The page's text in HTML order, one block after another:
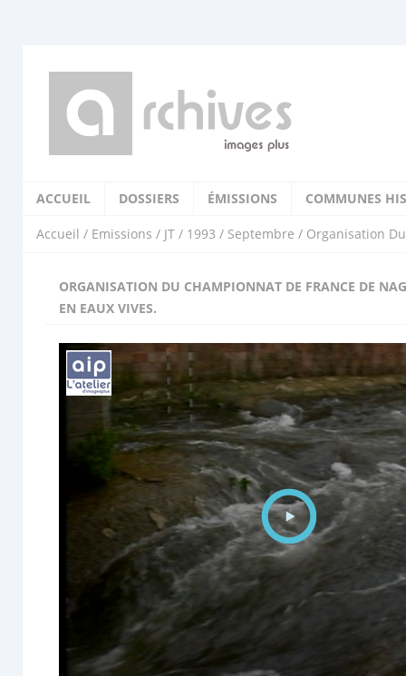
ACCUEIL DOSSIERS ÉMISSIONS COMMUNES
Accueil / Emissions / JT / 1993 / Septembre / Organisation
ORGANISATION DU CHAMPIONNAT DE FRANCE DE
EN EAUX VIVES.